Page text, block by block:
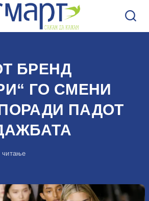
БРЕНД
ГО СМЕНИ
ПАДОТ
читање